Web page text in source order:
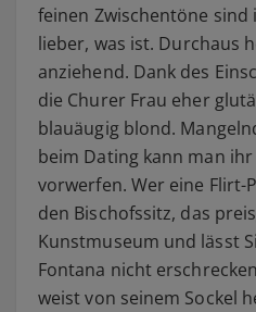
feinen Zwischentöne sind
lieber, was ist. Durchaus
anziehend. Dank des
die Churer Frau eher
blauäugig blond.
beim Dating kann man
vorwerfen. Wer eine Flirt-
den Bischofssitz, das
Kunstmuseum und lässt
Fontana nicht
weist von seinem Sockel